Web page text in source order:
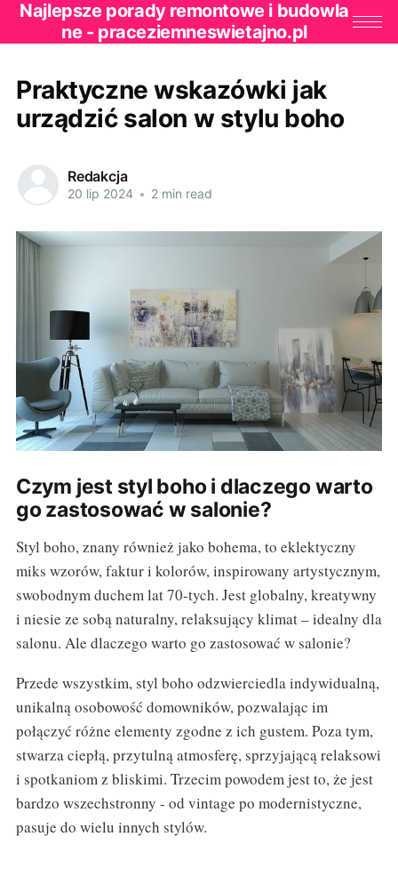
Najlepsze porady remontowe i budowla
ne - praceziemneswietajno.pl
Praktyczne wskazówki jak
urządzić salon w stylu boho
Redakcja
20 lip 2024 • 2 min read
Czym jest styl boho i dlaczego warto
go zastosować w salonie?
Styl boho, znany również jako bohema, to eklektyczny
miks wzorów, faktur i kolorów, inspirowany artystycznym,
swobodnym duchem lat 70-tych. Jest globalny, kreatywny
i niesie ze sobą naturalny, relaksujący klimat – idealny dla
salonu. Ale dlaczego warto go zastosować w salonie?
Przede wszystkim, styl boho odzwierciedla indywidualną,
unikalną osobowość domowników, pozwalając im
połączyć różne elementy zgodne z ich gustem. Poza tym,
stwarza ciepłą, przytulną atmosferę, sprzyjającą relaksowi
i spotkaniom z bliskimi. Trzecim powodem jest to, że jest
bardzo wszechstronny - od vintage po modernistyczne,
pasuje do wielu innych stylów.